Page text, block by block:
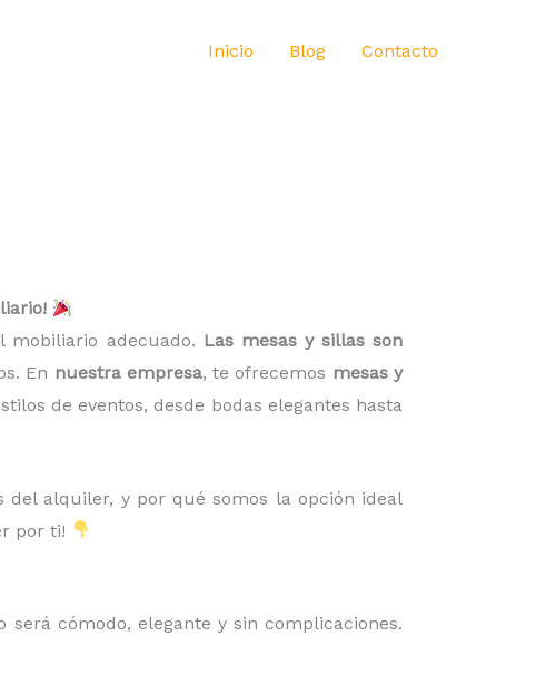
Inicio Blog Contacto
mobiliario adecuado. Las mesas y sillas son
En nuestra empresa, te ofrecemos mesas y
de eventos, desde bodas elegantes hasta
alquiler, y por qué somos la opción ideal
por ti!
será cómodo, elegante y sin complicaciones.